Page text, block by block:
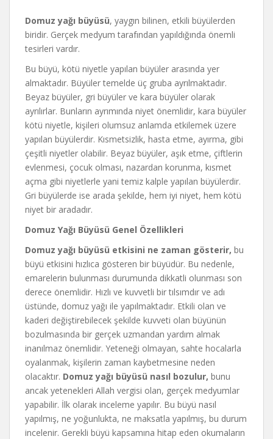
Domuz yağı büyüsü, yaygın bilinen, etkili büyülerden
biridir. Gerçek medyum tarafından yapıldığında önemli
tesirleri vardır.
Bu büyü, kötü niyetle yapılan büyüler arasında yer
almaktadır. Büyüler temelde üç gruba ayrılmaktadır.
Beyaz büyüler, gri büyüler ve kara büyüler olarak
ayrılırlar. Bunların ayrımında niyet önemlidir, kara büyüler
kötü niyetle, kişileri olumsuz anlamda etkilemek üzere
yapılan büyülerdir. Kısmetsizlik, hasta etme, ayırma, gibi
çeşitli niyetler olabilir. Beyaz büyüler, aşık etme, çiftlerin
evlenmesi, çocuk olması, nazardan korunma, kısmet
açma gibi niyetlerle yani temiz kalple yapılan büyülerdir.
Gri büyülerde ise arada şekilde, hem iyi niyet, hem kötü
niyet bir aradadır.
Domuz Yağı Büyüsü Genel Özellikleri
Domuz yağı büyüsü etkisini ne zaman gösterir, bu
büyü etkisini hızlıca gösteren bir büyüdür. Bu nedenle,
emarelerin bulunması durumunda dikkatli olunması son
derece önemlidir. Hızlı ve kuvvetli bir tılsımdır ve adı
üstünde, domuz yağı ile yapılmaktadır. Etkili olan ve
kaderi değiştirebilecek şekilde kuvveti olan büyünün
bozulmasında bir gerçek uzmandan yardım almak
inanılmaz önemlidir. Yeteneği olmayan, sahte hocalarla
oyalanmak, kişilerin zaman kaybetmesine neden
olacaktır. Domuz yağı büyüsü nasıl bozulur, bunu
ancak yetenekleri Allah vergisi olan, gerçek medyumlar
yapabilir. İlk olarak inceleme yapılır. Bu büyü nasıl
yapılmış, ne yoğunlukta, ne maksatla yapılmış, bu durum
incelenir. Gerekli büyü kapsamına hitap eden okumaların